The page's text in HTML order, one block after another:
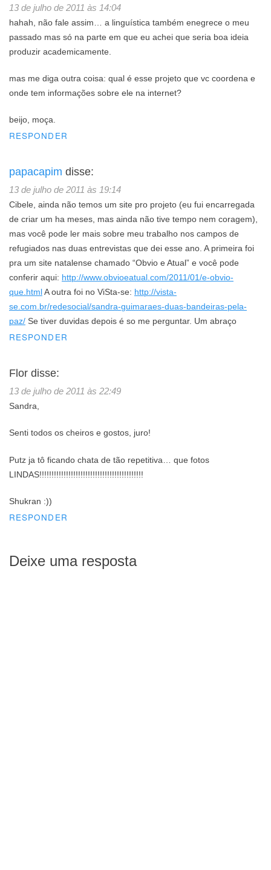
13 de julho de 2011 às 14:04
hahah, não fale assim… a linguística também enegrece o meu
passado mas só na parte em que eu achei que seria boa ideia
produzir academicamente.
mas me diga outra coisa: qual é esse projeto que vc coordena e
onde tem informações sobre ele na internet?
beijo, moça.
RESPONDER
papacapim disse:
13 de julho de 2011 às 19:14
Cibele, ainda não temos um site pro projeto (eu fui encarregada
de criar um ha meses, mas ainda não tive tempo nem coragem),
mas você pode ler mais sobre meu trabalho nos campos de
refugiados nas duas entrevistas que dei esse ano. A primeira foi
pra um site natalense chamado “Obvio e Atual” e você pode
conferir aqui: http://www.obvioeatual.com/2011/01/e-obvio-
que.html A outra foi no ViSta-se: http://vista-
se.com.br/redesocial/sandra-guimaraes-duas-bandeiras-pela-
paz/ Se tiver duvidas depois é so me perguntar. Um abraço
RESPONDER
Flor disse:
13 de julho de 2011 às 22:49
Sandra,
Senti todos os cheiros e gostos, juro!
Putz ja tô ficando chata de tão repetitiva… que fotos
LINDAS!!!!!!!!!!!!!!!!!!!!!!!!!!!!!!!!!!!!!!!!!!!
Shukran :))
RESPONDER
Deixe uma resposta